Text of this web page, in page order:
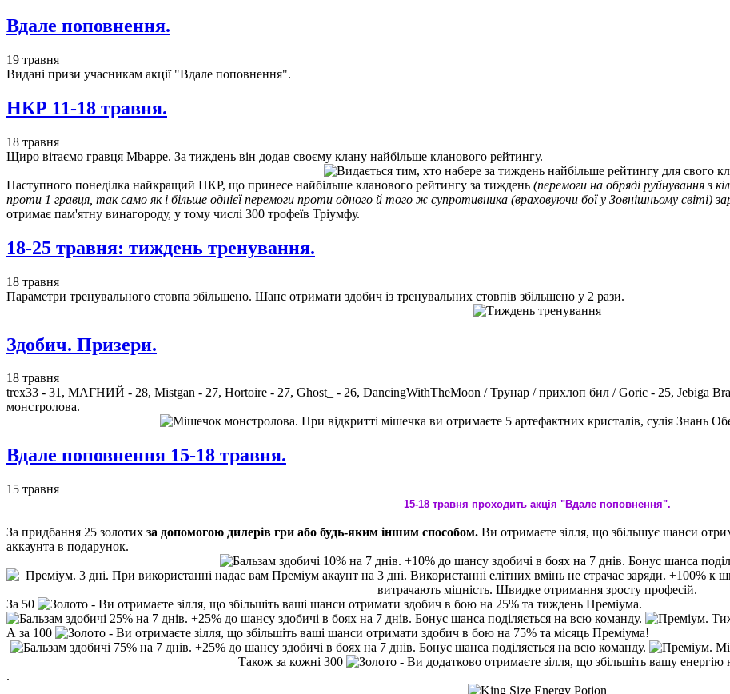
Вдале поповнення.
19 травня
Видані призи учасникам акції "Вдале поповнення".
НКР 11-18 травня.
18 травня
Щиро вітаємо гравця Mbappe. За тиждень він додав своєму клану найбільше кланового рейтингу.
Наступного понеділка найкращий НКР, що принесе найбільше кланового рейтингу за тиждень (перемоги на обряді руйнування з
проти 1 гравця, так само як і більше однієї перемоги проти одного й того ж супротивника (враховуючи бої у Зовнішньому світі)
отримає пам'ятну винагороду, у тому числі 300 трофеїв Тріумфу.
18-25 травня: тиждень тренування.
18 травня
Параметри тренувального стовпа збільшено. Шанс отримати здобич із тренувальних стовпів збільшено у 2 рази.
Здобич. Призери.
18 травня
trex33 - 31, МАГНИЙ - 28, Mistgan - 27, Hortoire - 27, Ghost_ - 26, DancingWithTheMoon / Трунар / прихлоп бил / Goric - 25, Jebiga
монстролова.
Вдале поповнення 15-18 травня.
15 травня
15-18 травня проходить акція "Вдале поповнення".
За придбання 25 золотих за допомогою дилерів гри або будь-яким іншим способом. Ви отримаєте зілля, що збільшує шанси
аккаунта в подарунок.
За 50 - Ви отримаєте зілля, що збільшіть ваші шанси отримати здобич в бою на 25% та тиждень Преміума.
А за 100 - Ви отримаєте зілля, що збільшіть ваші шанси отримати здобич в бою на 75% та місяць Преміума!
Також за кожні 300
- Ви додатково отримаєте зілля, що збільшіть вашу
.